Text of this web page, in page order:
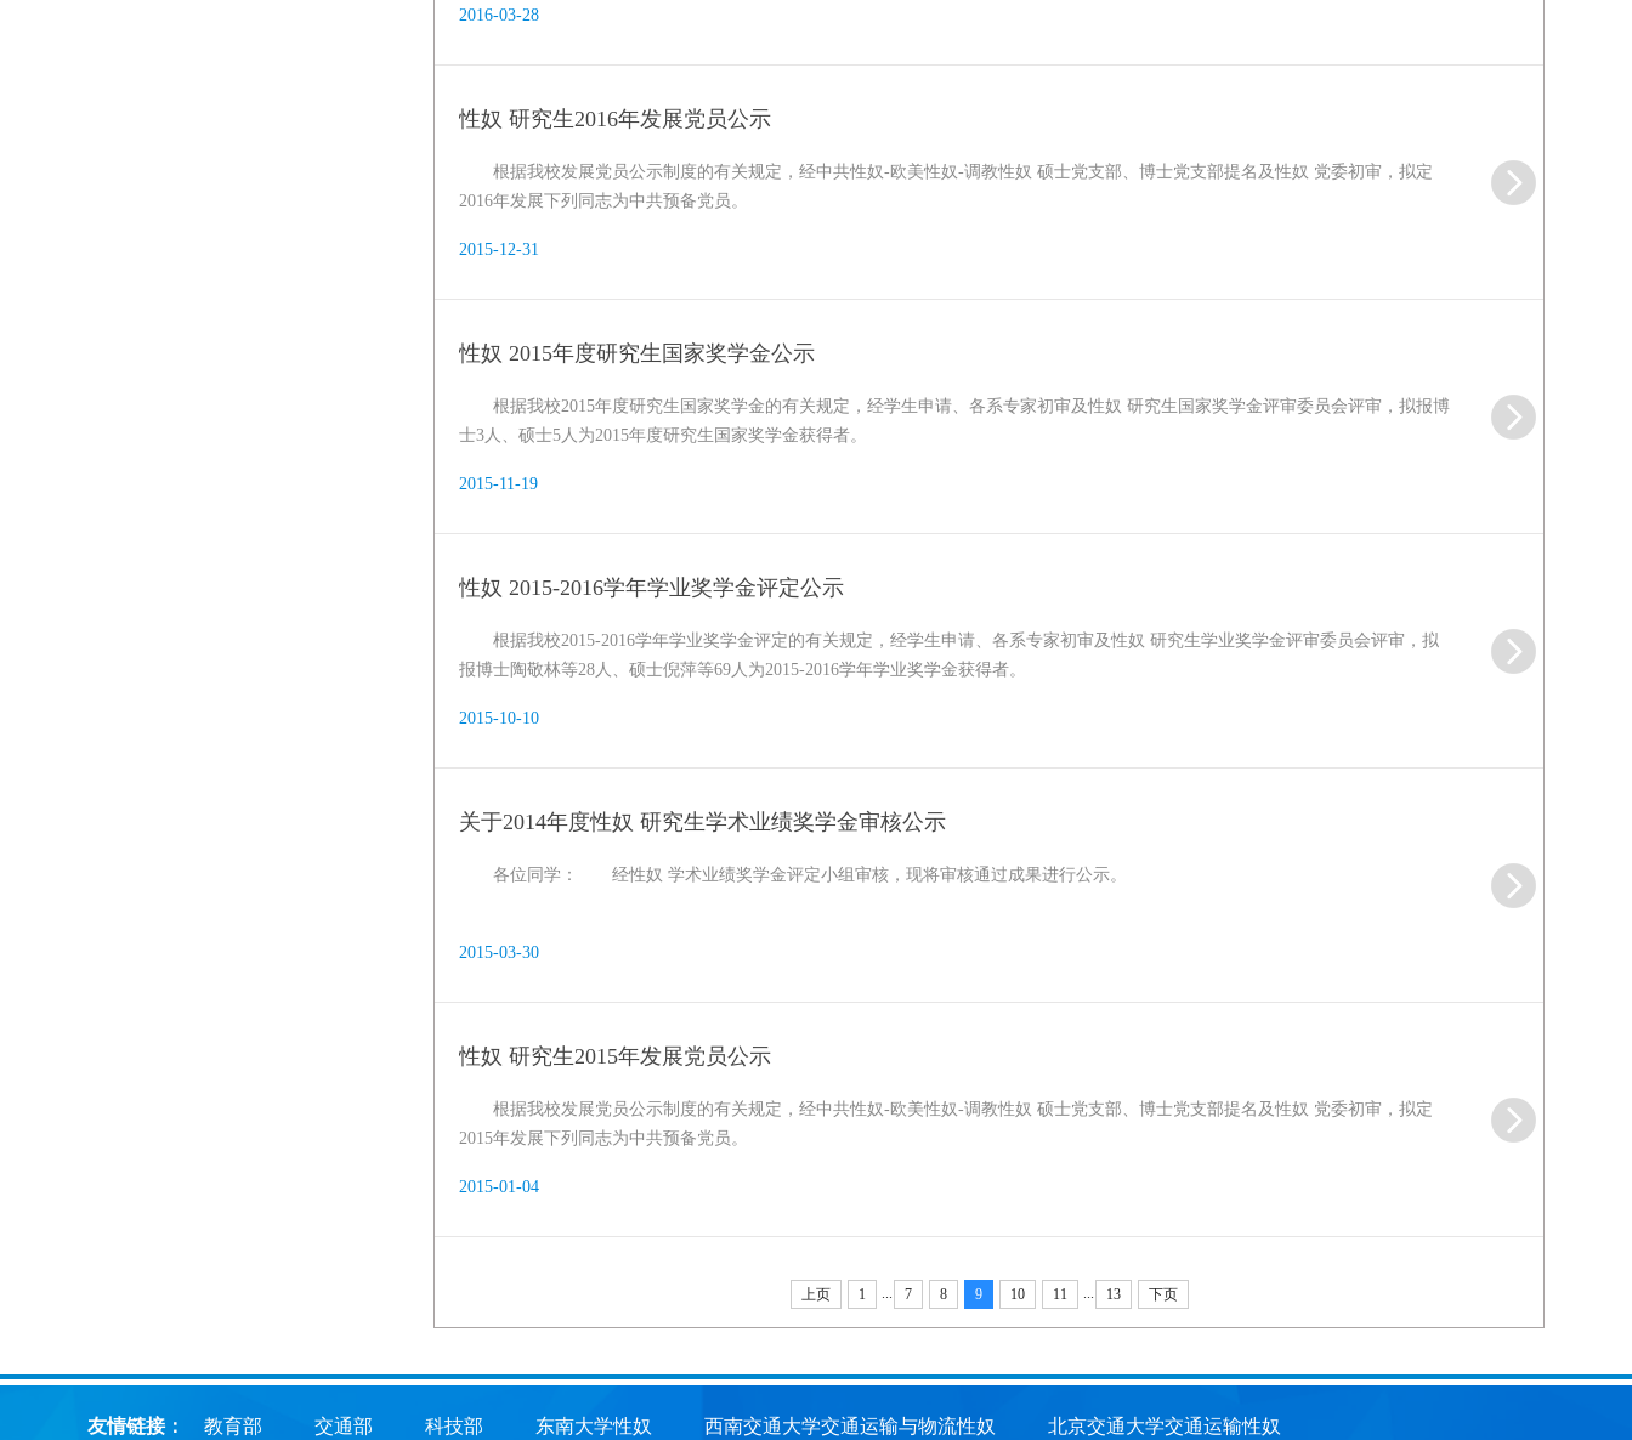
2016-03-28
性奴 研究生2016年发展党员公示
根据我校发展党员公示制度的有关规定，经中共性奴-欧美性奴-调教性奴 硕士党支部、博士党支部提名及性奴 党委初审，拟定
2016年发展下列同志为中共预备党员。
2015-12-31
性奴 2015年度研究生国家奖学金公示
根据我校2015年度研究生国家奖学金的有关规定，经学生申请、各系专家初审及性奴 研究生国家奖学金评审委员会评审，拟报博
士3人、硕士5人为2015年度研究生国家奖学金获得者。
2015-11-19
性奴 2015-2016学年学业奖学金评定公示
根据我校2015-2016学年学业奖学金评定的有关规定，经学生申请、各系专家初审及性奴 研究生学业奖学金评审委员会评审，拟
报博士陶敬林等28人、硕士倪萍等69人为2015-2016学年学业奖学金获得者。
2015-10-10
关于2014年度性奴 研究生学术业绩奖学金审核公示
各位同学： 经性奴 学术业绩奖学金评定小组审核，现将审核通过成果进行公示。
2015-03-30
性奴 研究生2015年发展党员公示
根据我校发展党员公示制度的有关规定，经中共性奴-欧美性奴-调教性奴 硕士党支部、博士党支部提名及性奴 党委初审，拟定
2015年发展下列同志为中共预备党员。
2015-01-04
上页 1 7 8 9 10 11 13 下页
友情链接： 教育部 交通部 科技部 东南大学性奴 西南交通大学交通运输与物流性奴 北京交通大学交通运输性奴